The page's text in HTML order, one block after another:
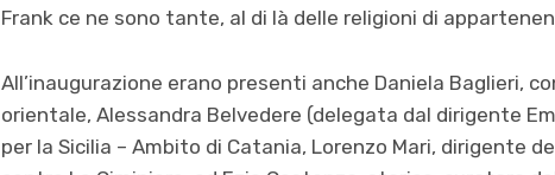
Frank ce ne sono tante, al di là delle religioni di
All’inaugurazione erano presenti anche Daniela Baglieri,
orientale, Alessandra Belvedere (delegata dal dirigente
per la Sicilia – Ambito di Catania, Lorenzo Mari, dirigente